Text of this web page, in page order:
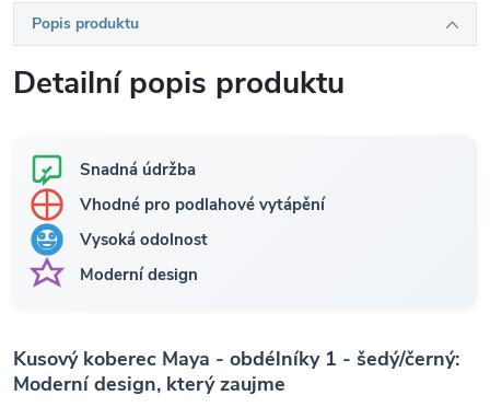
Popis produktu
Detailní popis produktu
Snadná údržba
Vhodné pro podlahové vytápění
Vysoká odolnost
Moderní design
Kusový koberec Maya - obdélníky 1 - šedý/černý:
Moderní design, který zaujme